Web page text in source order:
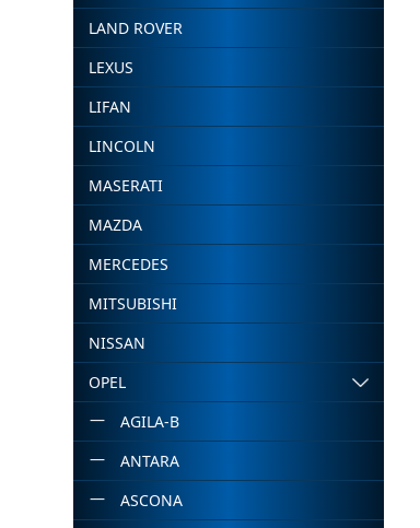
LAND ROVER
LEXUS
LIFAN
LINCOLN
MASERATI
MAZDA
MERCEDES
MITSUBISHI
NISSAN
OPEL
AGILA-B
ANTARA
ASCONA